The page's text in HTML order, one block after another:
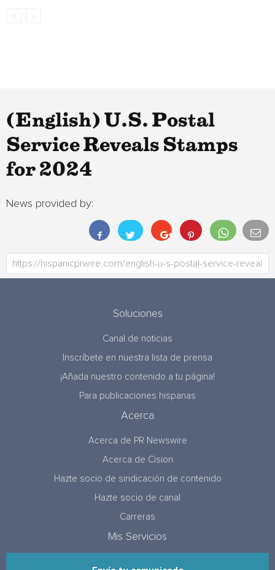
(English) U.S. Postal
Service Reveals Stamps
for 2024
News provided by:
Soluciones
Canal de noticias
Inscríbete en nuestra lista de prensa
¡Añada nuestro contenido a tu página!
Para publicaciones hispanas
Acerca
Acerca de PR Newswire
Acerca de Cision
Hazte socio de sindicación de contenido
Hazte socio de canal
Carreras
Mis Servicios